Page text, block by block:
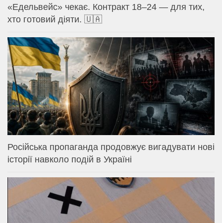
«Едельвейс» чекає. Контракт 18–24 — для тих,
хто готовий діяти. 🇺🇦
Російська пропаганда продовжує вигадувати нові
історії навколо подій в Україні